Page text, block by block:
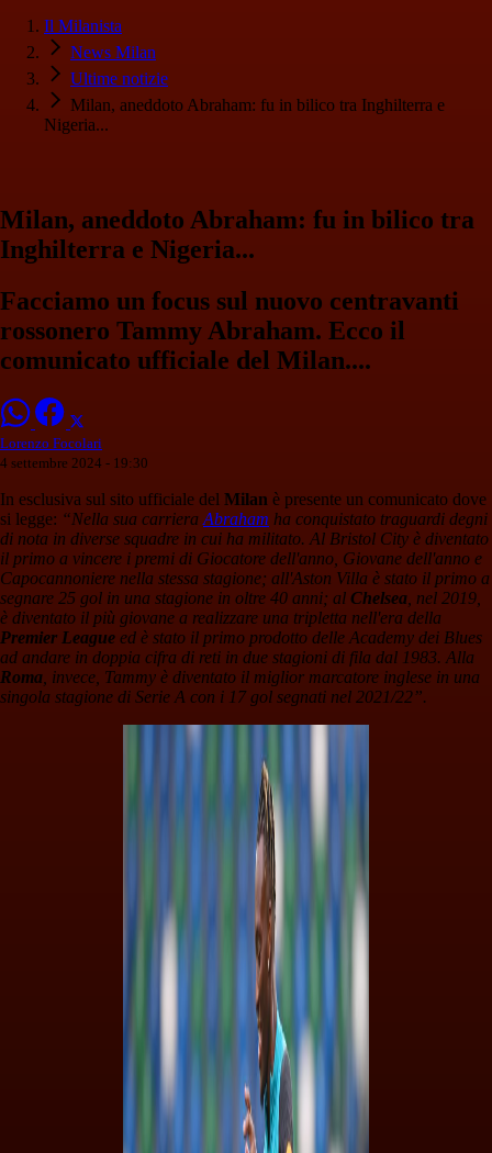
Il Milanista
News Milan
Ultime notizie
Milan, aneddoto Abraham: fu in bilico tra Inghilterra e
Nigeria...
Milan, aneddoto Abraham: fu in bilico tra
Inghilterra e Nigeria...
Facciamo un focus sul nuovo centravanti
rossonero Tammy Abraham. Ecco il
comunicato ufficiale del Milan....
Lorenzo Focolari
4 settembre 2024 - 19:30
In esclusiva sul sito ufficiale del Milan è presente un comunicato dove
si legge: “Nella sua carriera Abraham ha conquistato traguardi degni
di nota in diverse squadre in cui ha militato. Al Bristol City è diventato
il primo a vincere i premi di Giocatore dell'anno, Giovane dell'anno e
Capocannoniere nella stessa stagione; all'Aston Villa è stato il primo a
segnare 25 gol in una stagione in oltre 40 anni; al Chelsea , nel 2019,
è diventato il più giovane a realizzare una tripletta nell'era della
Premier League ed è stato il primo prodotto delle Academy dei Blues
ad andare in doppia cifra di reti in due stagioni di fila dal 1983. Alla
Roma , invece, Tammy è diventato il miglior marcatore inglese in una
singola stagione di Serie A con i 17 gol segnati nel 2021/22”.